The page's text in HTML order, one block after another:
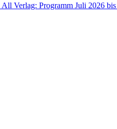
All Verlag: Programm Juli 2026